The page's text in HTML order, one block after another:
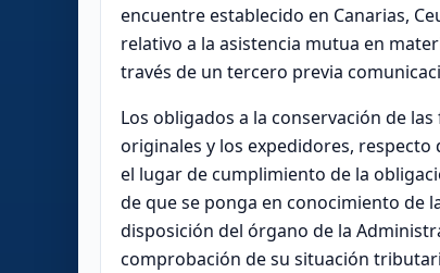
encuentre establecido en Canarias,
relativo a la asistencia mutua en
través de un tercero previa
Los obligados a la conservación de
originales y los expedidores,
el lugar de cumplimiento de la
de que se ponga en conocimiento de
disposición del órgano de la
comprobación de su situación